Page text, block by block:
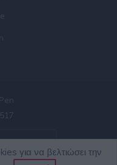
για να βελτιώσει την